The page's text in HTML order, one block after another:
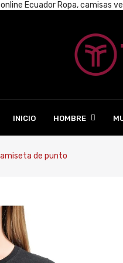
Ecuador Ropa, camisas
INICIO HOMBRE
de punto